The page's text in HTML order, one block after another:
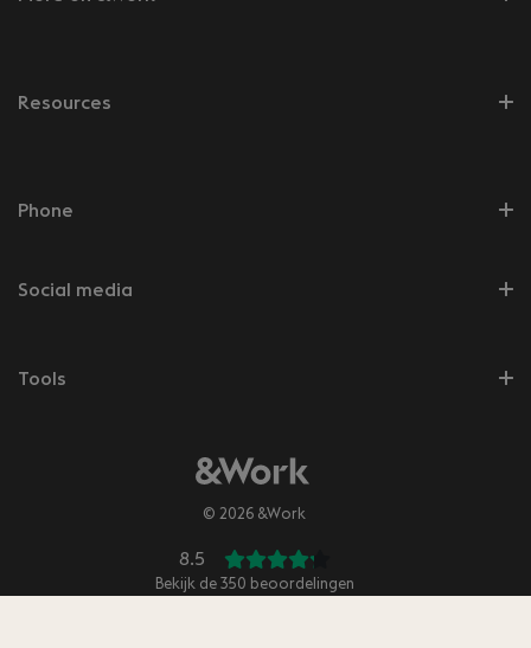
Resources
Phone
Social media
Tools
© 2026 &Work
8.5
Bekijk de 350 beoordelingen